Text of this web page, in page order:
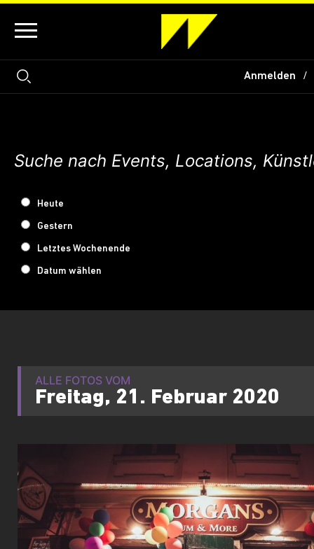
Anmelden
Heute
Gestern
Letztes Wochenende
Datum wählen
ALLE FOTOS VOM
Freitag, 21. Februar 2020